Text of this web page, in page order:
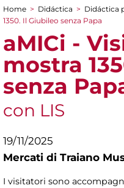
You are here
Home > Didáctica > Didáctica
1350. Il Giubileo senza Papa
aMICi -
mostra
senza
con LIS
19/11/2025
Mercati di Traiano
I visitatori sono